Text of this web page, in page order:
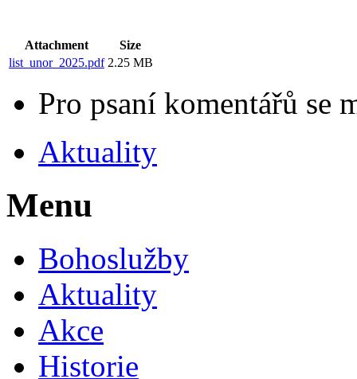
Attachment
Size
list_unor_2025.pdf 2.25 MB
Pro psaní komentářů se
Aktuality
Menu
Bohoslužby
Aktuality
Akce
Historie